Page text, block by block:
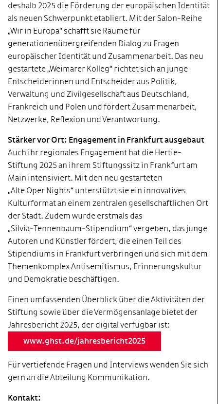
deshalb 2025 die Förderung der europäischen Identität
als neuen Schwerpunkt etabliert. Mit der Salon-Reihe
„Wir in Europa“ schafft sie Räume für
generationenübergreifenden Dialog zu Fragen
europäischer Identität und Zusammenarbeit. Das neu
gestartete „Weimarer Kolleg“ richtet sich an junge
Entscheiderinnen und Entscheider aus Politik,
Verwaltung und Zivilgesellschaft aus Deutschland,
Frankreich und Polen und fördert Zusammenarbeit,
Netzwerke, Reflexion und Verantwortung.
Stärker vor Ort: Engagement in Frankfurt ausgebaut
Auch ihr regionales Engagement hat die Hertie-
Stiftung 2025 an ihrem Stiftungssitz in Frankfurt am
Main intensiviert. Mit den neu gestarteten
„Alte Oper Nights“ unterstützt sie ein innovatives
Kulturformat an einem zentralen gesellschaftlichen Ort
der Stadt. Zudem wurde erstmals das
„Silvia‑Tennenbaum‑Stipendium“ vergeben, das junge
Autoren und Künstler fördert, die einen Teil des
Stipendiums in Frankfurt verbringen und sich mit dem
Themenkomplex Antisemitismus, Erinnerungskultur
und Demokratie beschäftigen.
Einen umfassenden Überblick über die Aktivitäten der
Stiftung sowie über die Vermögensanlage bietet der
Jahresbericht 2025, der digital verfügbar ist:
www.ghst.de/jahresbericht2025
Für vertiefende Fragen und Interviews wenden Sie sich
gern an die Abteilung Kommunikation.
Kontakt: